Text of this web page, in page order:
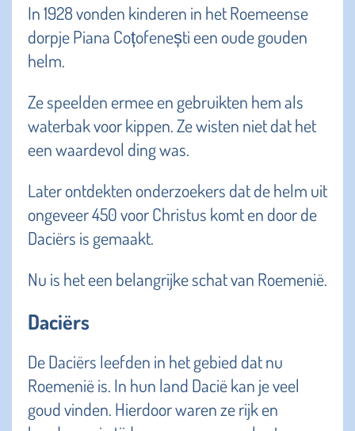
In 1928 vonden kinderen in het Roemeense
dorpje Piana Coțofenești een oude gouden
helm.
Ze speelden ermee en gebruikten hem als
waterbak voor kippen. Ze wisten niet dat het
een waardevol ding was.
Later ontdekten onderzoekers dat de helm uit
ongeveer 450 voor Christus komt en door de
Daciërs is gemaakt.
Nu is het een belangrijke schat van Roemenië.
Daciërs
De Daciërs leefden in het gebied dat nu
Roemenië is. In hun land Dacië kan je veel
goud vinden. Hierdoor waren ze rijk en